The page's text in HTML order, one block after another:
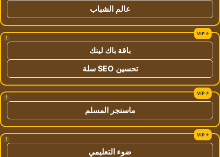
عالم الشباب
!
باقة باك لينك
تحسين SEO سلة
!
ماسنجر المسلم
!
ضوء التعليمي